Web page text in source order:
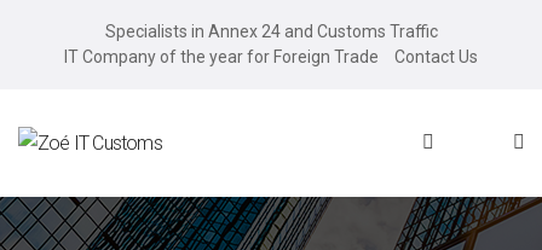
Specialists in Annex 24 and Customs Traffic
IT Company of the year for Foreign Trade
Contact Us